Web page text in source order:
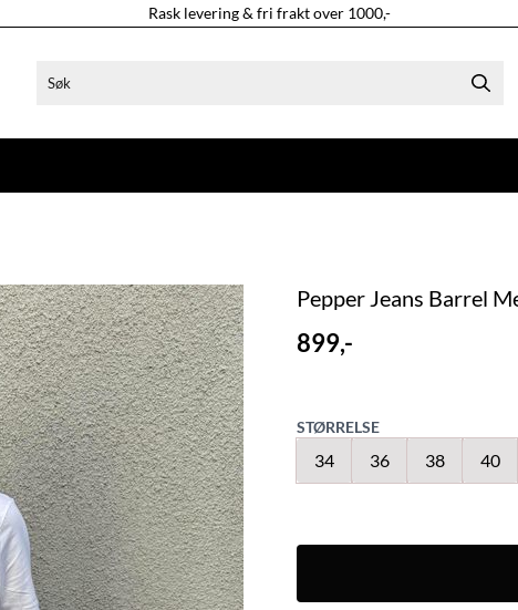
Rask levering & fri frakt over 1000,-
Pepper Jeans Barrel
899,-
STØRRELSE
34 36 38 40